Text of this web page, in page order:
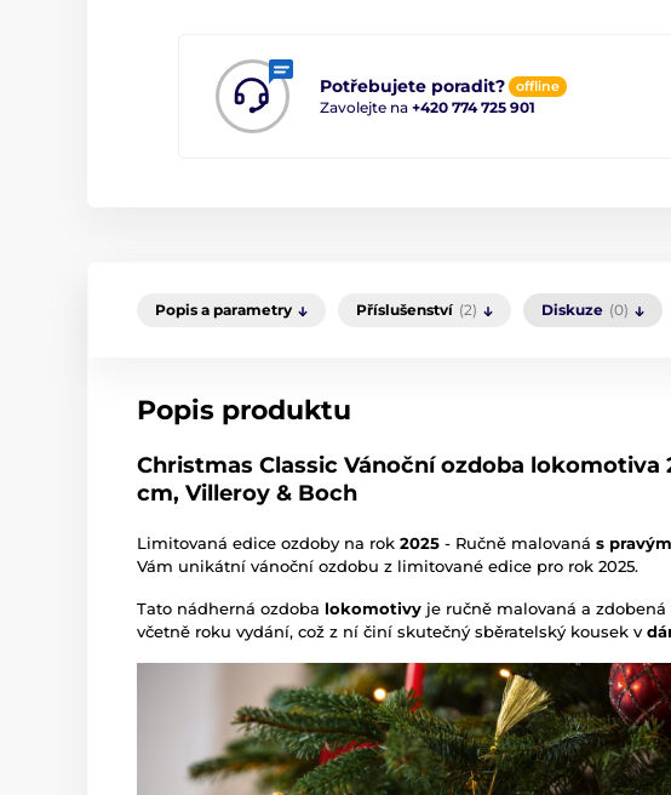
Potřebujete poradit? offline
Zavolejte na +420 774 725 901
Popis a parametry Příslušenství (2) Diskuze (0)
Popis produktu
Christmas Classic Vánoční ozdoba lokomotiva
cm, Villeroy & Boch
Limitovaná edice ozdoby na rok 2025 - Ručně malovaná s
Vám unikátní vánoční ozdobu z limitované edice pro rok 2025.
Tato nádherná ozdoba lokomotivy je ručně malovaná a
včetně roku vydání, což z ní činí skutečný sběratelský kousek v